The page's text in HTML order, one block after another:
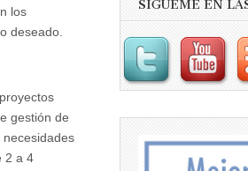
los
deseado.
gestión de
2 a 4
SÍGUEME EN